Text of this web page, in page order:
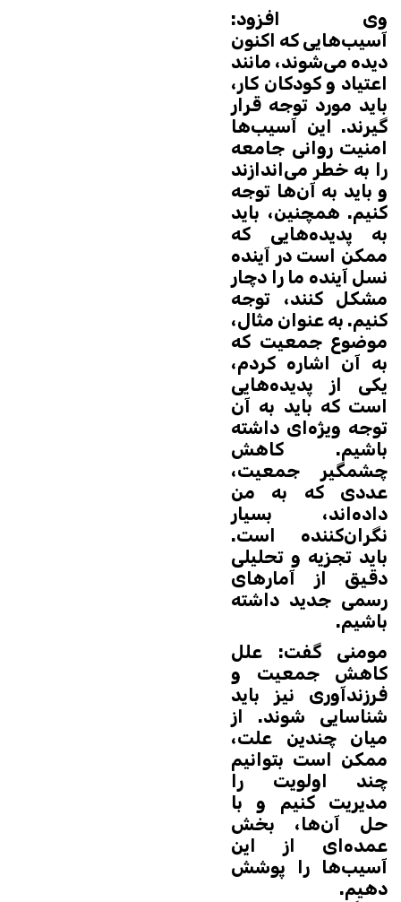
وی افزود:
آسیب‌هایی که اکنون
دیده می‌شوند، مانند
اعتیاد و کودکان کار،
باید مورد توجه قرار
گیرند. این آسیب‌ها
امنیت روانی جامعه
را به خطر می‌اندازند
و باید به آن‌ها توجه
کنیم. همچنین، باید
به پدیده‌هایی که
ممکن است در آینده
نسل آینده ما را دچار
مشکل کنند، توجه
کنیم. به عنوان مثال،
موضوع جمعیت که
به آن اشاره کردم،
یکی از پدیده‌هایی
است که باید به آن
توجه ویژه‌ای داشته
باشیم. کاهش
چشمگیر جمعیت،
عددی که به من
داده‌اند، بسیار
نگران‌کننده است.
باید تجزیه و تحلیلی
دقیق از آمارهای
رسمی جدید داشته
باشیم.
مومنی گفت: علل
کاهش جمعیت و
فرزندآوری نیز باید
شناسایی شوند. از
میان چندین علت،
ممکن است بتوانیم
چند اولویت را
مدیریت کنیم و با
حل آن‌ها، بخش
عمده‌ای از این
آسیب‌ها را پوشش
دهیم.